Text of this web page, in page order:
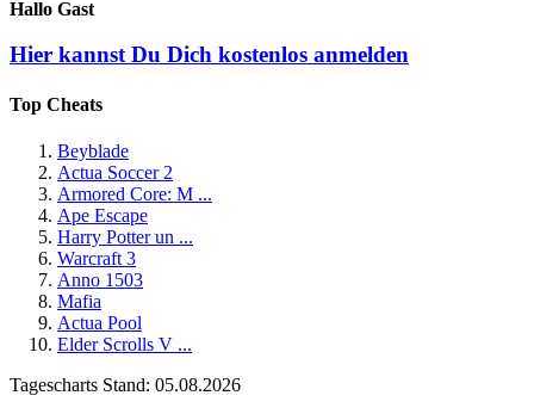
Hallo Gast
Hier kannst Du Dich kostenlos anmelden
Top Cheats
Beyblade
Actua Soccer 2
Armored Core: M ...
Ape Escape
Harry Potter un ...
Warcraft 3
Anno 1503
Mafia
Actua Pool
Elder Scrolls V ...
Tagescharts Stand: 05.08.2026